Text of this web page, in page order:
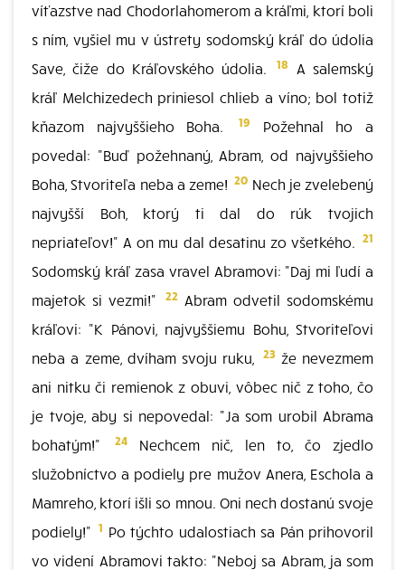
víťazstve nad Chodorlahomerom a kráľmi, ktorí boli
s ním, vyšiel mu v ústrety sodomský kráľ do údolia
Save, čiže do Kráľovského údolia.
18
A salemský
kráľ Melchizedech priniesol chlieb a víno; bol totiž
kňazom najvyššieho Boha.
19
Požehnal ho a
povedal: "Buď požehnaný, Abram, od najvyššieho
Boha, Stvoriteľa neba a zeme! 20 Nech je zvelebený
najvyšší Boh, ktorý ti dal do rúk tvojich
nepriateľov!" A on mu dal desatinu zo všetkého. 21
Sodomský kráľ zasa vravel Abramovi: "Daj mi ľudí a
majetok si vezmi!"
22 Abram odvetil sodomskému
kráľovi: "K Pánovi, najvyššiemu Bohu, Stvoriteľovi
neba a zeme, dvíham svoju ruku,
23že nevezmem
ani nitku či remienok z obuvi, vôbec nič z toho, čo
je tvoje, aby si nepovedal: "Ja som urobil Abrama
bohatým!"
24 Nechcem nič, len to, čo zjedlo
služobníctvo a podiely pre mužov Anera, Eschola a
Mamreho, ktorí išli so mnou. Oni nech dostanú svoje
podiely!" 1 Po týchto udalostiach sa Pán prihovoril
vo videní Abramovi takto: "Neboj sa Abram, ja som